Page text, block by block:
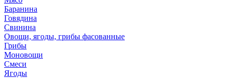
Баранина
Говядина
Свинина
Овощи, ягоды, грибы фасованные
Грибы
Моновощи
Смеси
Ягоды